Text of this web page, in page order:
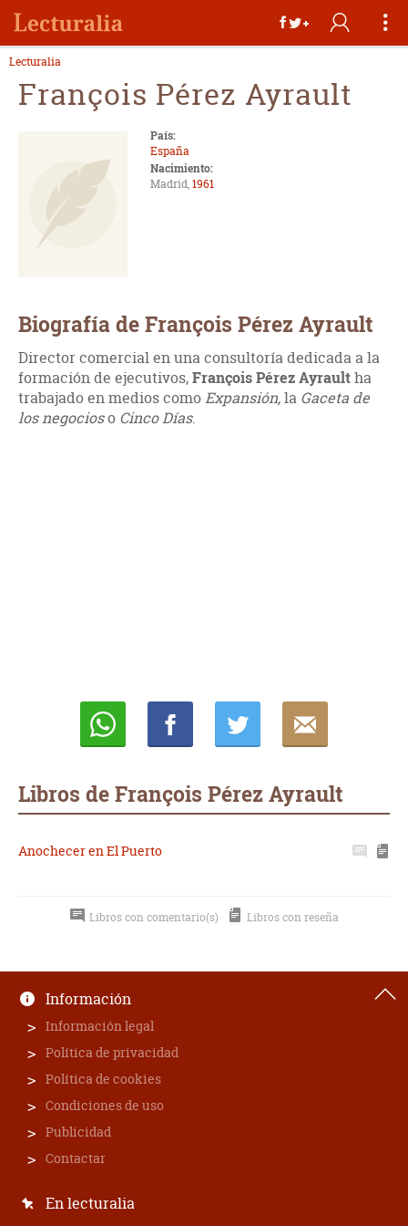
Lecturalia
François Pérez Ayrault
País:
España
Nacimiento:
Madrid,1961
Biografía de François Pérez Ayrault
Director comercial en una consultoría dedicada a la
formación de ejecutivos,François Pérez Ayraultha
trabajado en medios comoExpansión,la Gaceta de
los negocioso Cinco Días.
Libros de François Pérez Ayrault
Anochecer en El Puerto
Libros con comentario(s) Libros con reseña
Información
Información legal
Política de privacidad
Política de cookies
Condiciones de uso
Publicidad
Contactar
En lecturalia